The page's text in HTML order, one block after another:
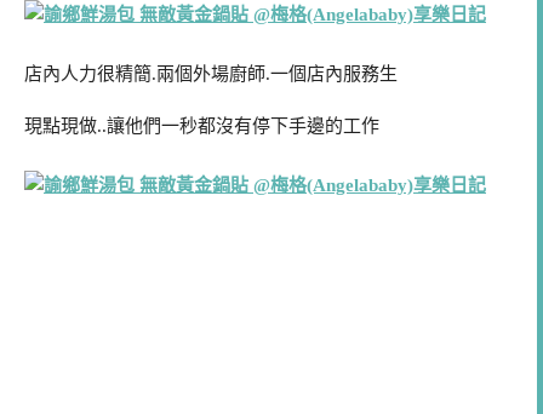
店內人力很精簡.兩個外場廚師.一個店內服務生
現點現做..讓他們一秒都沒有停下手邊的工作